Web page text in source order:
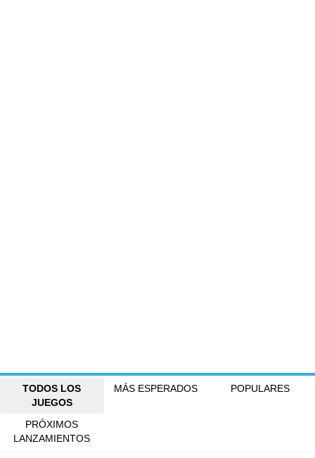
TODOS LOS
JUEGOS
MÁS ESPERADOS POPULARES
PRÓXIMOS
LANZAMIENTOS